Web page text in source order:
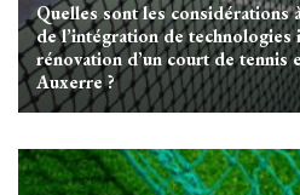
Quelles sont les considérations
de l’intégration de technologies
rénovation d’un court de tennis
Auxerre ?